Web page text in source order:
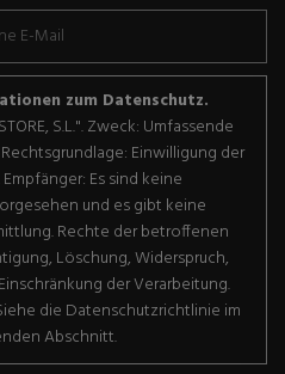
zum Datenschutz.
S.L.". Zweck: Umfassende
Einwilligung der
Es sind keine
und es gibt keine
Rechte der betroffenen
Löschung, Widerspruch,
der Verarbeitung.
die Datenschutzrichtlinie im
Abschnitt.